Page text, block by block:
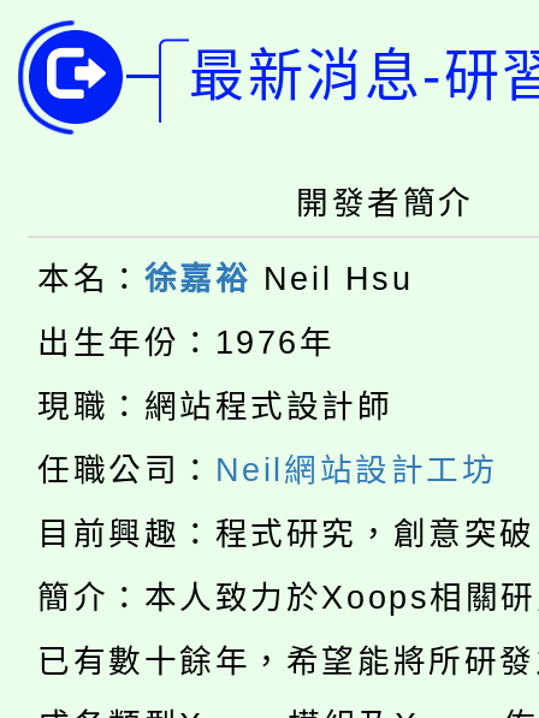
局官網。
8月14至27日，桃園電
開!
115年桃園市運動會8/
視費優惠，中低收入戶
半價優惠，詳情可洽有
者。
大園自造教育及科技
份教師增能研習
大溪自造教育及科技中
份教師研習
淨零綠生活教案入校路
會
115年食農教育專業人
程
「本色祭」8/29、30在
場熱烈登場!
8/21下午1時於龍潭區
徵才活動。
YOUNG桃局內行報名
局官網。
8月14至27日，桃園電
開!
115年桃園市運動會8/
最新消息-研
開發者簡介
本名： 徐嘉裕 Neil Hsu
出生年份：1976年
現職：網站程式設計師
任職公司： Neil網站設計工坊
目前興趣：程式研究，創意突
簡介：本人致力於Xoops相關
已有數十餘年，希望能將所研